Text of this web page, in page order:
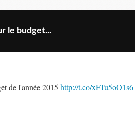
le budget...
de l'année 2015 http://t.co/xFTu5oO1s6